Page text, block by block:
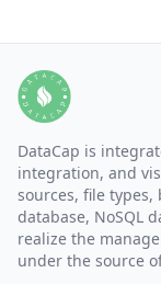
DataCap is
integration, and
sources, file
database, NoSQL
realize the
under the source